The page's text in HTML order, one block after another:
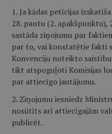
1. Ja kādas petīcijas
28. pantu (2. apakšpunktu),
sastāda ziņojumu par
par to, vai konstatētie fakti
Konvenciju noteikto
tikt atspoguļoti Komisijas
par attiecīgo jautājumu.
2. Ziņojumu iesniedz
nosūtīts arī attiecīgajām
publicēt.